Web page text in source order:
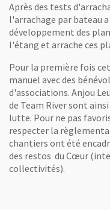
Après des tests
l'arrachage par bateau
développement des
l'étang et arrache ces
Pour la première fois
manuel avec des
d'associations. Anjou
de Team River sont
lutte. Pour ne pas
respecter la
chantiers ont été
des restos du Cœur
collectivités).